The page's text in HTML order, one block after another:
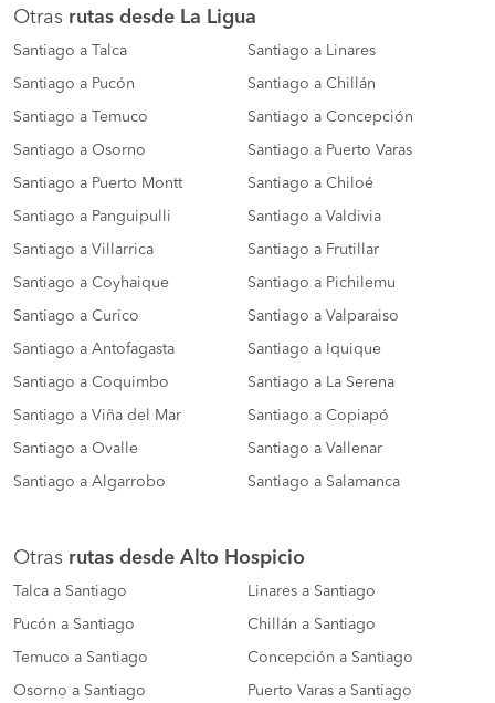
Otras rutas desde La Ligua
Santiago a Talca Santiago a Linares
Santiago a Pucón Santiago a Chillán
Santiago a Temuco Santiago a Concepción
Santiago a Osorno Santiago a Puerto Varas
Santiago a Puerto Montt Santiago a Chiloé
Santiago a Panguipulli Santiago a Valdivia
Santiago a Villarrica Santiago a Frutillar
Santiago a Coyhaique Santiago a Pichilemu
Santiago a Curico Santiago a Valparaiso
Santiago a Antofagasta Santiago a Iquique
Santiago a Coquimbo Santiago a La Serena
Santiago a Viña del Mar Santiago a Copiapó
Santiago a Ovalle Santiago a Vallenar
Santiago a Algarrobo Santiago a Salamanca
Otras rutas desde Alto Hospicio
Talca a Santiago Linares a Santiago
Pucón a Santiago Chillán a Santiago
Temuco a Santiago Concepción a Santiago
Osorno a Santiago Puerto Varas a Santiago